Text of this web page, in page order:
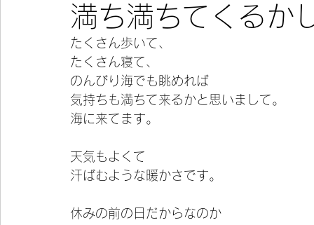
今宵の一冊
満ち満ちてくるか
たくさん歩いて、
たくさん寝て、
のんびり海でも眺めれば
気持ちも満ちて来るかと思いまして。
海に来てます。
天気もよくて
汗ばむような暖かさです。
休みの前の日だからなのか